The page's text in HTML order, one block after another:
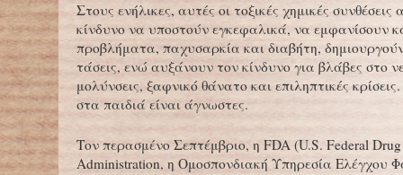
Στους ενήλικες, αυτές οι τοξικές χημικές
κίνδυνο να υποστούν εγκεφαλικά, να εμφανίσουν
προβλήματα, παχυσαρκία και διαβήτη,
τάσεις, ενώ αυξάνουν τον κίνδυνο για βλάβες στο
μολύνσεις, ξαφνικό θάνατο και επιληπτικές
στα παιδιά είναι άγνωστες.
Τον περασμένο Σεπτέμβριο, η FDA (U.S. Federal
Administration, η Ομοσπονδιακή Υπηρεσία Ελέγχου